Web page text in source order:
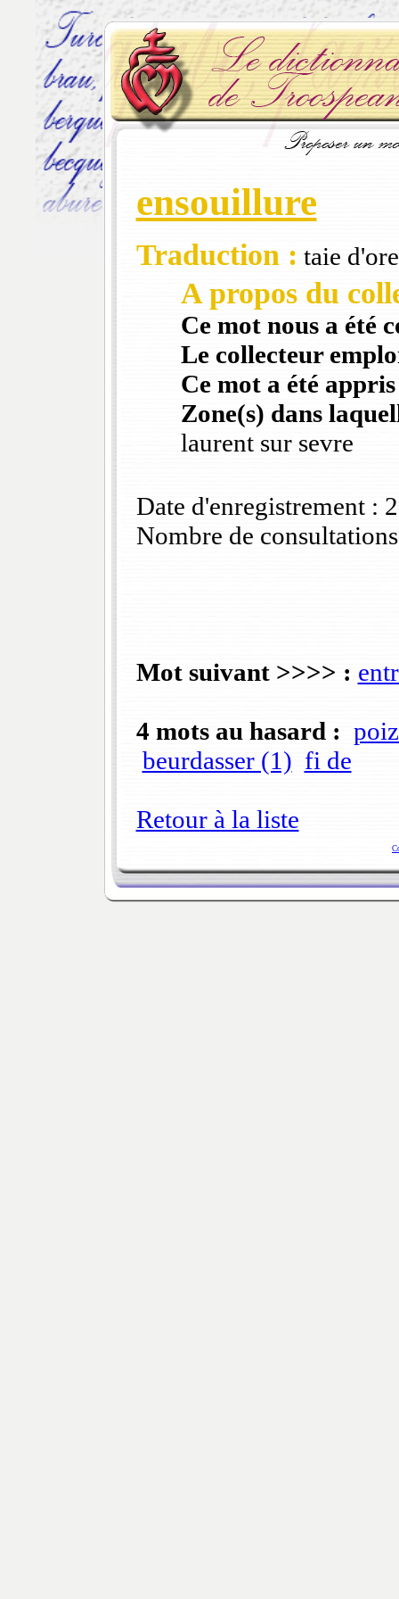
ensouillure
Traduction : taie
A propos du
Ce mot nous a été
Le collecteur
Ce mot a été
Zone(s) dans
laurent sur sevre
Date d'enregistrement :
Nombre de
Mot suivant >>>> :
4 mots au hasard :
beurdasser (1) fi de
Retour à la liste